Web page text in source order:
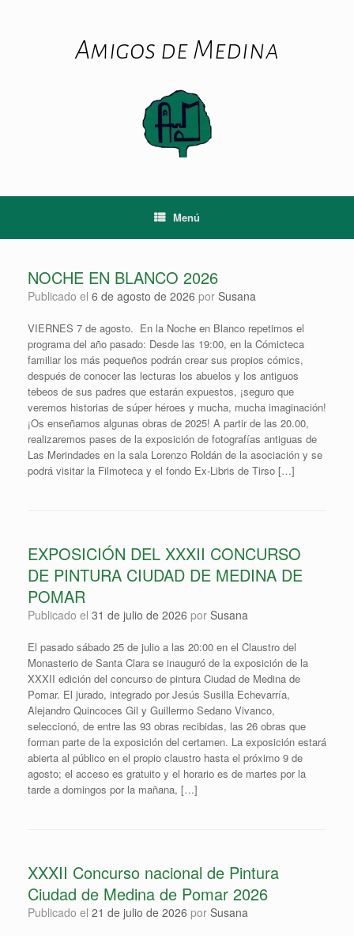
Amigos de Medina
Menú
NOCHE EN BLANCO 2026
Publicado el 6 de agosto de 2026 por Susana
VIERNES 7 de agosto. En la Noche en Blanco repetimos el
programa del año pasado: Desde las 19:00, en la Cómicteca
familiar los más pequeños podrán crear sus propios cómics,
después de conocer las lecturas los abuelos y los antiguos
tebeos de sus padres que estarán expuestos, ¡seguro que
veremos historias de súper héroes y mucha, mucha imaginación!
¡Os enseñamos algunas obras de 2025! A partir de las 20.00,
realizaremos pases de la exposición de fotografías antiguas de
Las Merindades en la sala Lorenzo Roldán de la asociación y se
podrá visitar la Filmoteca y el fondo Ex-Libris de Tirso […]
EXPOSICIÓN DEL XXXII CONCURSO
DE PINTURA CIUDAD DE MEDINA DE
POMAR
Publicado el 31 de julio de 2026 por Susana
El pasado sábado 25 de julio a las 20:00 en el Claustro del
Monasterio de Santa Clara se inauguró de la exposición de la
XXXII edición del concurso de pintura Ciudad de Medina de
Pomar. El jurado, integrado por Jesús Susilla Echevarría,
Alejandro Quincoces Gil y Guillermo Sedano Vivanco,
seleccionó, de entre las 93 obras recibidas, las 26 obras que
forman parte de la exposición del certamen. La exposición estará
abierta al público en el propio claustro hasta el próximo 9 de
agosto; el acceso es gratuito y el horario es de martes por la
tarde a domingos por la mañana, […]
XXXII Concurso nacional de Pintura
Ciudad de Medina de Pomar 2026
Publicado el 21 de julio de 2026 por Susana